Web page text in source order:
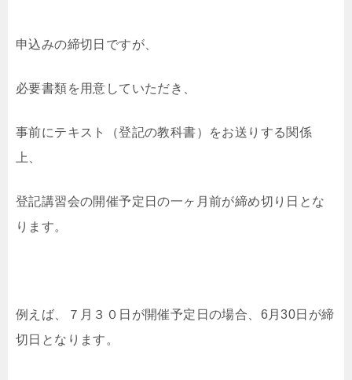
申込みの締切日ですが、
必要書類を用意していただき、
事前にテキスト（登記の教科書）をお送りする関係
上、
登記講習会の開催予定日の一ヶ月前が締め切り日とな
ります。
例えば、７月３０日が開催予定日の場合、6月30日が締
切日となります。